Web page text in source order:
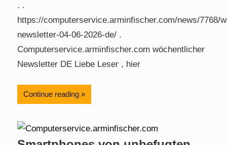
. .
https://computerservice.arminfischer.com/news/7768/
newsletter-04-06-2026-de/ .
Computerservice.arminfischer.com wöchentlicher
Newsletter DE Liebe Leser , hier
Continue reading